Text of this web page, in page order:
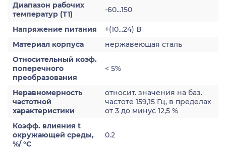
Диапазон рабочих
температур (Т1)
-60...150
Напряжение питания
+(10...24) В
Материал корпуса
нержавеющая сталь
Относительный коэф.
поперечного
преобразования
< 5%
Неравномерность
частотной
характеристики
относит. значения на баз.
частоте 159,15 Гц, в пределах
от 3 до минус 12,5 %
Коэфф. влияния t
окружающей среды,
%/ °С
0.2